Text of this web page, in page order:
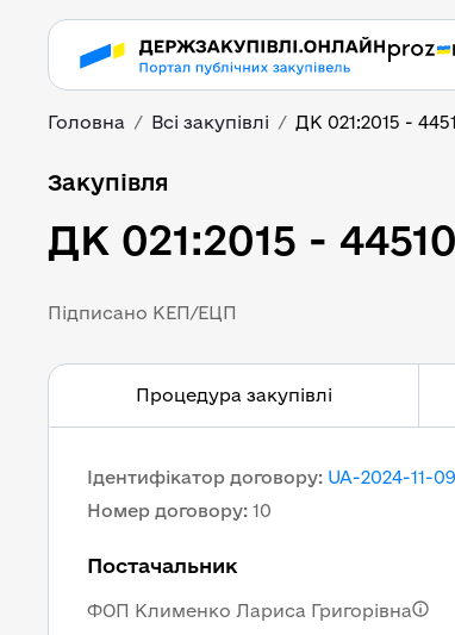
Головна Всі закупівлі ДК 021:2015 -
ДК 021:2015 -
Закупівля
ДК 021:2015 -
Підписано КЕП/ЕЦП
Процедура закупівлі
Ідентифікатор договору: UA-2024-11-
Номер договору: 10
Постачальник
ФОП Клименко Лариса Григорівна